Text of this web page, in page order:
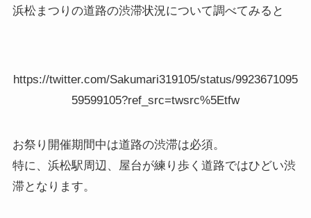
浜松まつりの道路の渋滞状況について調べてみると
https://twitter.com/Sakumari319105/status/9923671095
59599105?ref_src=twsrc%5Etfw
お祭り開催期間中は道路の渋滞は必須。
特に、浜松駅周辺、屋台が練り歩く道路ではひどい渋
滞となります。